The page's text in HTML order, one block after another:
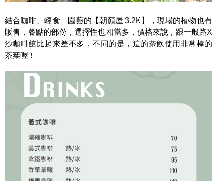
結合咖啡、輕食、園藝的【朝顏屋 3.2K】，現場的植物也有
販售，餐點的部份，選擇性也相當多，價格來說，跟一般路X
沙咖啡館比起來差不多，不同的是，這的茶飲使用非常棒的
茶葉喔！